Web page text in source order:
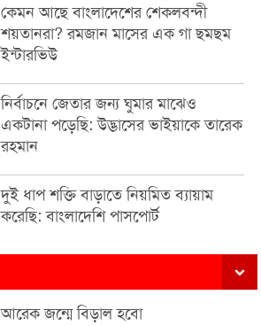
কেমন আছে বাংলাদেশের শেকলবন্দী
শয়তানরা? রমজান মাসের এক গা ছমছম
ইন্টারভিউ
নির্বাচনে জেতার জন্য ঘুমার মাঝেও
একটানা পড়েছি: উদ্ভাসের ভাইয়াকে তারেক
রহমান
দুই ধাপ শক্তি বাড়াতে নিয়মিত ব্যায়াম
করেছি: বাংলাদেশি পাসপোর্ট
আরেক জন্মে বিড়াল হবো